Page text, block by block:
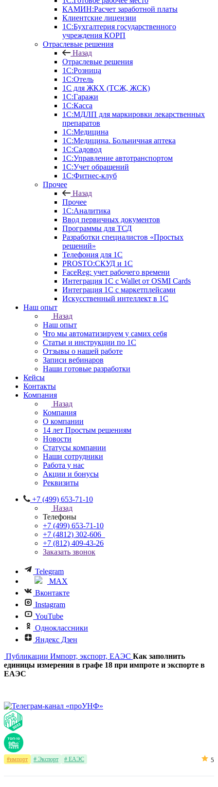
КАМИН:Расчет заработной платы
Клиентские лицензии
1С:Бухгалтерия государственного
учреждения КОРП
Отраслевые решения
Назад
Отраслевые решения
1С:Розница
1С:Отель
1С для ЖКХ (ТСЖ, ЖСК)
1С:Гаражи
1С:Касса
1С:МДЛП для маркировки лекарственных
препаратов
1С:Медицина
1С:Медицина. Больничная аптека
1С:Садовод
1С:Управление автотранспортом
1С:Учет обращений
1С:Фитнес-клуб
Прочее
Назад
Прочее
1С:Аналитика
Ввод первичных документов
Программы для ТСД
Разработки специалистов «Простых
решений»
Телефония для 1С
PROSTO:СКУД и 1С
FaceReg: учет рабочего времени
Интеграция 1С с Wallet от OSMI Cards
Интеграция 1С с маркетплейсами
Искусственный интеллект в 1С
Наш опыт
Назад
Наш опыт
Что мы автоматизируем у самих себя
Статьи и инструкции по 1С
Отзывы о нашей работе
Записи вебинаров
Наши готовые разработки
Кейсы
Контакты
Компания
Назад
Компания
О компании
14 лет Простым решениям
Новости
Статусы компании
Наши сотрудники
Работа у нас
Акции и бонусы
Реквизиты
+7 (499) 653-71-10
Назад
Телефоны
+7 (499) 653-71-10
+7 (4812) 302-606
+7 (812) 409-43-26
Заказать звонок
Telegram
MAX
Вконтакте
Instagram
YouTube
Одноклассники
Яндекс Дзен
Публикации Импорт, экспорт, ЕАЭС Как заполнить
единицы измерения в графе 18 при импроте и экспорте в
ЕАЭС
#импорт # Экспорт # ЕАЭС 5